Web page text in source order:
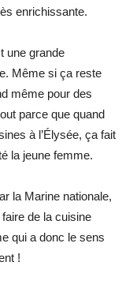
enrichissante.
une grande
Même si ça reste
même pour des
parce que quand
à l’Élysée, ça fait
la jeune femme.
la Marine nationale,
de la cuisine
qui a donc le sens
!